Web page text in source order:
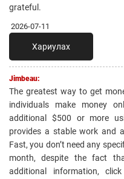
grateful.
2026-07-11
Хариулах
Jimbeau:
The greatest way to get
individuals make money
additional $500 or more
provides a stable work and
Fast, you don’t need any
month, despite the fact
additional information,